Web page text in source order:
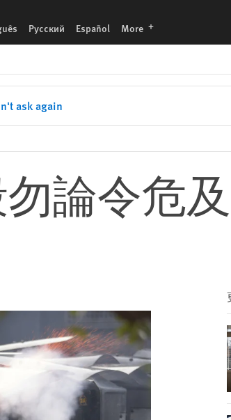
Русский Español More languages
ask again
論令危